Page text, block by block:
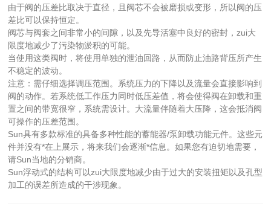
由于阀的压差比取决于直径，且阀芯不会被磨损或变形，所以阀的压
差比可以保持恒定。
阀芯与阀套之间非常小的间隙，以及先导活塞中良好的密封，zui大
限度地减少了污染物淤积的可能。
当使用这类阀时，将使用单独的泄油回路，从而防止油路背压所产生
不稳定的波动。
注意：需仔细选择调压范围。系统压力的下降以及流量会直接影响到
阀的动作。若系统低工作压力同时低压差值，将会使得阀在卸载和重
置之间的带宽很窄，系统需设计。大流量伴随着大压降，这会抵消阀
可操作的压差范围。
Sun具有多款标准的具备多种性能的蓄能器/泵卸载功能元件。这些元
件并没有*在上展示，将来我们会逐渐*信息。如果您有迫切地需要，
请Sun当地的分销商。
Sun浮动式的结构可以zui大限度地减少由于过大的安装扭矩以及孔型
加工的误差所造成的干涉现象。